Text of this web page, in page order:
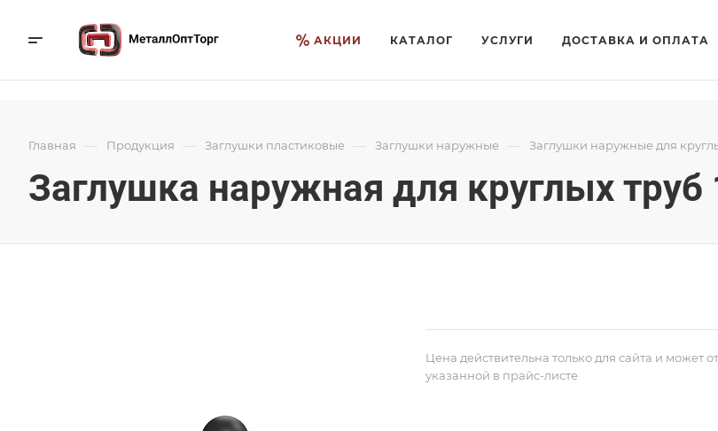
АКЦИИ КАТАЛОГ УСЛУГИ ДОСТАВКА И ОПЛАТА
Главная — Продукция — Заглушки пластиковые — Заглушки наружные — Заглушки наружные для
Заглушка наружная для круглых
Цена действительна только для сайта и может
указанной в прайс-листе